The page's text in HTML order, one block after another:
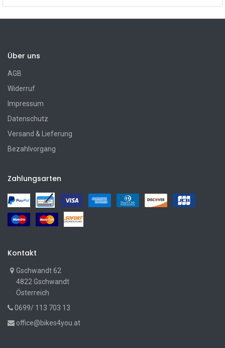
Über uns
AGB
Widerruf
Impressum
Datenschutz
Versand & Lieferung
Bezahlvorgang
Zahlungsarten
Kontakt
Gschwandt 62
4822 Gschwandt
Österreich
0699/ 113 703 13
office@bikes4you.at